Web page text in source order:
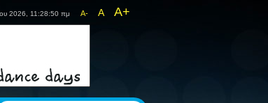
A- A A+
2026, 11:28:50 πμ